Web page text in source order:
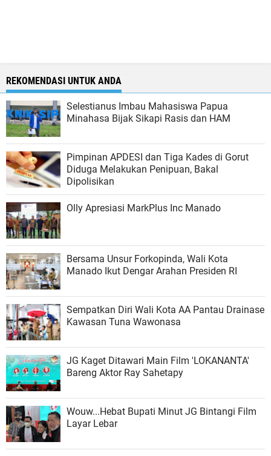
REKOMENDASI UNTUK ANDA
Selestianus Imbau Mahasiswa Papua
Minahasa Bijak Sikapi Rasis dan HAM
Pimpinan APDESI dan Tiga Kades di Gorut
Diduga Melakukan Penipuan, Bakal
Dipolisikan
Olly Apresiasi MarkPlus Inc Manado
Bersama Unsur Forkopinda, Wali Kota
Manado Ikut Dengar Arahan Presiden RI
Sempatkan Diri Wali Kota AA Pantau Drainase
Kawasan Tuna Wawonasa
JG Kaget Ditawari Main Film 'LOKANANTA'
Bareng Aktor Ray Sahetapy
Wouw...Hebat Bupati Minut JG Bintangi Film
Layar Lebar